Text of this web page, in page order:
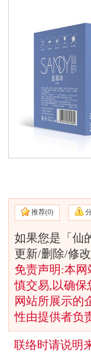
推荐(0)
如果您是「仙
更新/删除/修
免责声明:本
慎交易,以确
网站所展示的
性由提供者负
联络时请说明